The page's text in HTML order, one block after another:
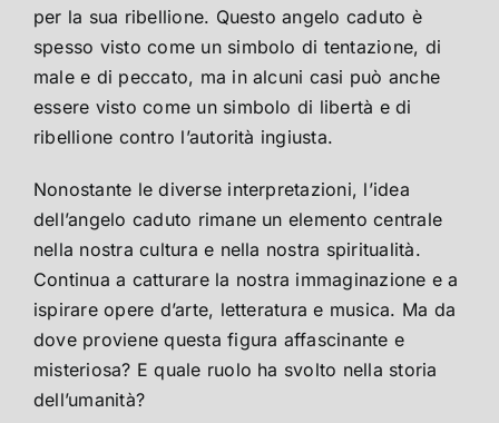
per la sua ribellione. Questo angelo caduto è
spesso visto come un simbolo di tentazione, di
male e di peccato, ma in alcuni casi può anche
essere visto come un simbolo di libertà e di
ribellione contro l’autorità ingiusta.
Nonostante le diverse interpretazioni, l’idea
dell’angelo caduto rimane un elemento centrale
nella nostra cultura e nella nostra spiritualità.
Continua a catturare la nostra immaginazione e a
ispirare opere d’arte, letteratura e musica. Ma da
dove proviene questa figura affascinante e
misteriosa? E quale ruolo ha svolto nella storia
dell’umanità?